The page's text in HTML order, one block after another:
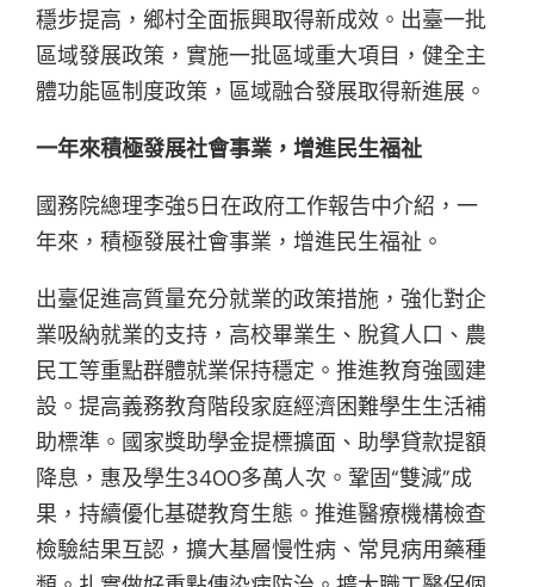
穩步提高，鄉村全面振興取得新成效。出臺一批
區域發展政策，實施一批區域重大項目，健全主
體功能區制度政策，區域融合發展取得新進展。
一年來積極發展社會事業，增進民生福祉
國務院總理李強5日在政府工作報告中介紹，一
年來，積極發展社會事業，增進民生福祉。
出臺促進高質量充分就業的政策措施，強化對企
業吸納就業的支持，高校畢業生、脫貧人口、農
民工等重點群體就業保持穩定。推進教育強國建
設。提高義務教育階段家庭經濟困難學生生活補
助標準。國家獎助學金提標擴面、助學貸款提額
降息，惠及學生3400多萬人次。鞏固“雙減”成
果，持續優化基礎教育生態。推進醫療機構檢查
檢驗結果互認，擴大基層慢性病、常見病用藥種